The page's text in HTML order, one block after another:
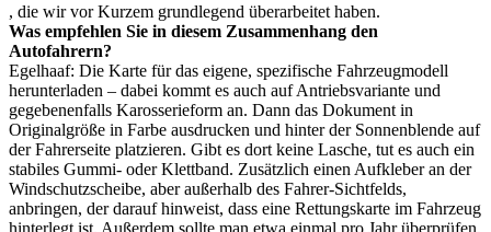
, die wir vor Kurzem grundlegend überarbeitet haben.
Was empfehlen Sie in diesem Zusammenhang den
Autofahrern?
Egelhaaf: Die Karte für das eigene, spezifische Fahrzeugmodell
herunterladen – dabei kommt es auch auf Antriebsvariante und
gegebenenfalls Karosserieform an. Dann das Dokument in
Originalgröße in Farbe ausdrucken und hinter der Sonnenblende auf
der Fahrerseite platzieren. Gibt es dort keine Lasche, tut es auch ein
stabiles Gummi- oder Klettband. Zusätzlich einen Aufkleber an der
Windschutzscheibe, aber außerhalb des Fahrer-Sichtfelds,
anbringen, der darauf hinweist, dass eine Rettungskarte im Fahrzeug
hinterlegt ist. Außerdem sollte man etwa einmal pro Jahr überprüfen,